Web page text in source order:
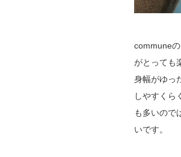
commune
がとっても
身幅がゆっ
しやすくら
も多いので
いです。